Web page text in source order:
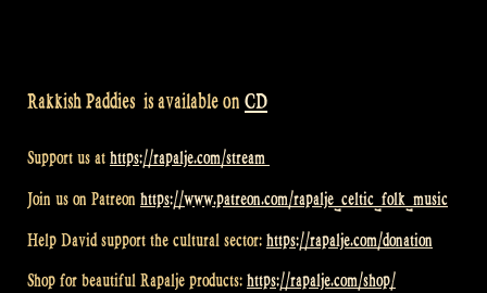
Rakkish Paddies is available on CD
Support us at https://rapalje.com/stream
Join us on Patreon https://www.patreon.com/rapalje_celtic_folk_music
Help David support the cultural sector: https://rapalje.com/donation
Shop for beautiful Rapalje products: https://rapalje.com/shop/